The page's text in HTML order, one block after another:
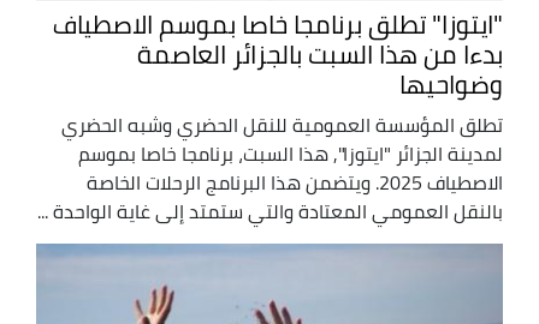
"ايتوزا" تطلق برنامجا خاصا بموسم الاصطياف
بدءا من هذا السبت بالجزائر العاصمة
وضواحيها
تطلق المؤسسة العمومية للنقل الحضري وشبه الحضري
لمدينة الجزائر "ايتوزا", هذا السبت، برنامجا خاصا بموسم
الاصطياف 2025. ويتضمن هذا البرنامج الرحلات الخاصة
بالنقل العمومي المعتادة والتي ستمتد إلى غاية الواحدة ...